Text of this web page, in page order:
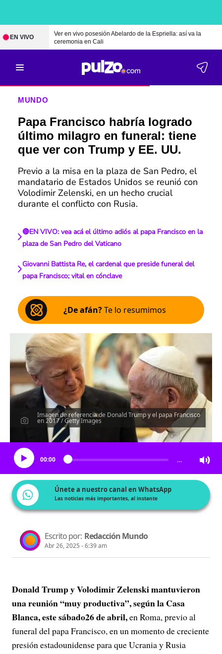
EN VIVO
Ver en vivo posesión Abelardo de la Espriella: así va la
ceremonia en Cali
MUNDO
Papa Francisco habría logrado
último milagro en funeral: tiene
que ver con Trump y EE. UU.
Previo a la misa en la plaza de San Pedro, el
mandatario de Estados Unidos se reunió con
Volodimir Zelenski, en un hecho crucial
durante el conflicto con Rusia.
🔴EN VIVO: vea acá el último adiós al papa Francisco en la
plaza de San Pedro del Vaticano
Giovanni Battista Re, el cardenal que preside funeral del
papa Francisco; vital en cónclave
¿De afán?Te lo resumimos
Imagen de referencia de Donald Trump y el papa Francisco
en 2017 / Getty Images
Escucha el artículo
00:00 …
Únete a nuestro canal en WhatsApp
Las noticias más importantes, al instante
Escrito por: Redacción Mundo
Abr 26, 2025 - 6:39 am
Donald Trump y Volodimir Zelenski mantuvieron
una reunión “muy productiva”, según la Casa
Blanca, este sábado26 de abril,en Roma, previo al
funeral del papa Francisco, en un momento de creciente
presión estadounidense para que Ucrania y Rusia